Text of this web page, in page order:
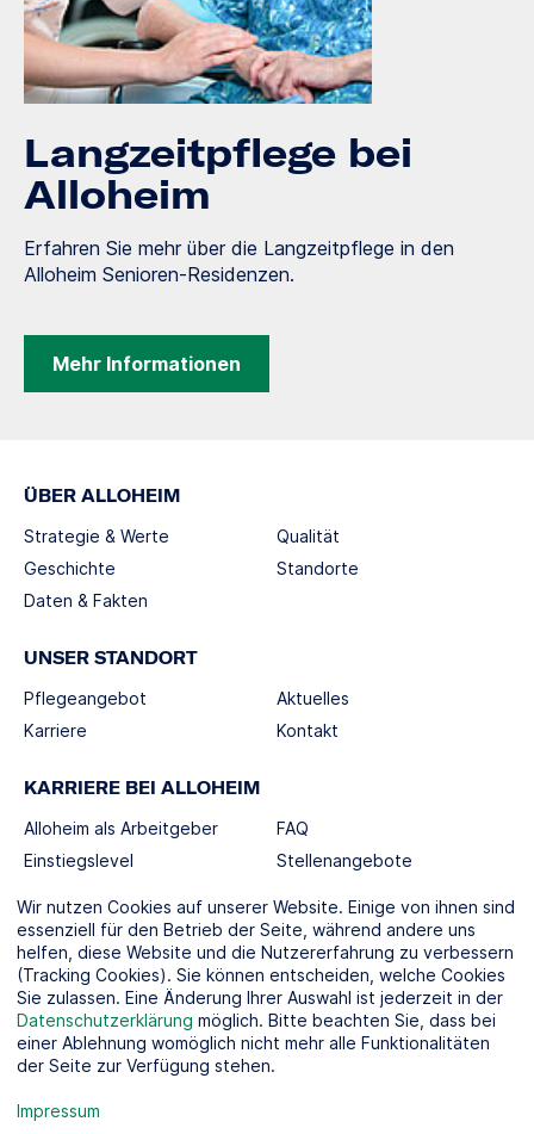
Langzeitpflege bei
Alloheim
Erfahren Sie mehr über die Langzeitpflege in den
Alloheim Senioren-Residenzen.
Mehr Informationen
ÜBER ALLOHEIM
Strategie & Werte
Geschichte
Daten & Fakten
Qualität
Standorte
UNSER STANDORT
Pflegeangebot
Karriere
Aktuelles
Kontakt
KARRIERE BEI ALLOHEIM
Alloheim als Arbeitgeber
Einstiegslevel
FAQ
Stellenangebote
SOCIAL MEDIA
KOOPERATIONSPARTNER
Wir nutzen Cookies auf unserer Website. Einige von ihnen sind
essenziell für den Betrieb der Seite, während andere uns
helfen, diese Website und die Nutzererfahrung zu verbessern
(Tracking Cookies). Sie können entscheiden, welche Cookies
Sie zulassen. Eine Änderung Ihrer Auswahl ist jederzeit in der
Datenschutzerklärung möglich. Bitte beachten Sie, dass bei
einer Ablehnung womöglich nicht mehr alle Funktionalitäten
der Seite zur Verfügung stehen.
Impressum